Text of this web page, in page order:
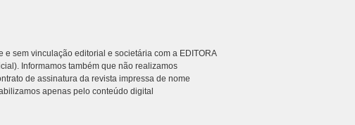
e sem vinculação editorial e societária com a EDITORA
Informamos também que não realizamos
de assinatura da revista impressa de nome
apenas pelo conteúdo digital